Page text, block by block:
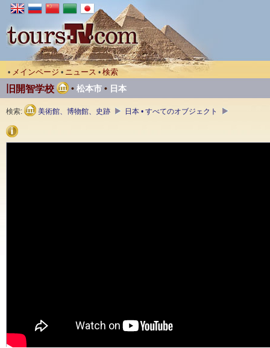
• メインページ • ニュース • 検索
旧開智学校 • 松本市 • 日本
検索: 美術館、博物館、史跡 日本 • すべてのオブジェクト